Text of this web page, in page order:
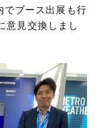
でブース出展も行
意見交換しまし